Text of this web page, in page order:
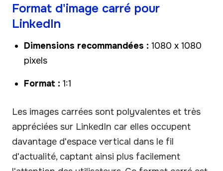
Format d'image carré pour
LinkedIn
Dimensions recommandées : 1080 x 1080
pixels
Format : 1:1
Les images carrées sont polyvalentes et très
appréciées sur LinkedIn car elles occupent
davantage d'espace vertical dans le fil
d'actualité, captant ainsi plus facilement